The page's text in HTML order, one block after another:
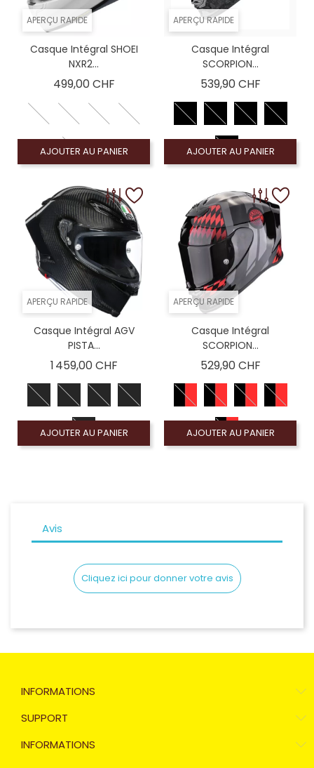
APERÇU RAPIDE
Casque Intégral SHOEI
NXR2...
499,00 CHFPrix
AJOUTER AU PANIER
APERÇU RAPIDE
Casque Intégral
SCORPION...
539,90 CHFPrix
AJOUTER AU PANIER
APERÇU RAPIDE
Casque Intégral AGV
PISTA...
1 459,00 CHFPrix
AJOUTER AU PANIER
APERÇU RAPIDE
Casque Intégral
SCORPION...
529,90 CHFPrix
AJOUTER AU PANIER
Avis
Cliquez ici pour donner votre avis
INFORMATIONS
SUPPORT
INFORMATIONS